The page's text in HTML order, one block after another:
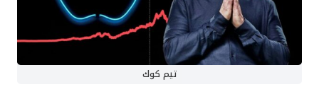
تيم كوك